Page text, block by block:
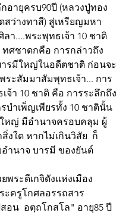
อายุครบ90ปี (หลวงปู่ทอง
สว่างทาสี) สู่เหรียญมหา
า....พระพุทธเจ้า 10 ชาติ
ศชาดกคือ การกล่าวถึง
รมีใหญ่ในอดีตชาติ ก่อนจะ
ระสัมมาสัมพุทธเจ้า... การ
จ้า 10 ชาติ คือ การระลึกถึง
บำเพ็ญเพียรทั้ง 10 ชาตินั้น
หญ่ มีอำนาจครอบคลุม ผู้
งใด หากไม่เกินวิสัย  ก็
อำนาจ บารมี ของยันต์
ะครูโกศลอรรถสาร
อน  อตฺถโกสโล" อายุ85 ปี